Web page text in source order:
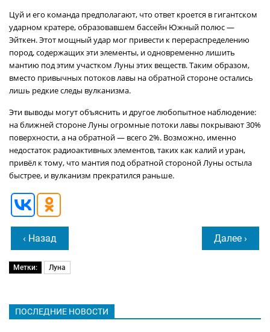
Цуй и его команда предполагают, что ответ кроется в гигантском
ударном кратере, образовавшем бассейн Южный полюс —
Эйткен. Этот мощный удар мог привести к перераспределению
пород, содержащих эти элементы, и одновременно лишить
мантию под этим участком Луны этих веществ. Таким образом,
вместо привычных потоков лавы на обратной стороне остались
лишь редкие следы вулканизма.
Эти выводы могут объяснить и другое любопытное наблюдение:
на ближней стороне Луны огромные потоки лавы покрывают 30%
поверхности, а на обратной — всего 2%. Возможно, именно
недостаток радиоактивных элементов, таких как калий и уран,
привёл к тому, что мантия под обратной стороной Луны остыла
быстрее, и вулканизм прекратился раньше.
‹ Назад Далее ›
Метки: Луна
ПОСЛЕДНИЕ НОВОСТИ